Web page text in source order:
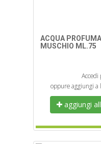
ACQUA
MUSCHIO ML.75
Accedi
oppure aggiungi
aggiungi